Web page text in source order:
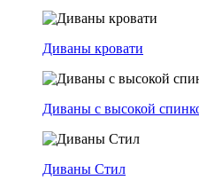
Диваны кровати
Диваны с высокой
Диваны Стил